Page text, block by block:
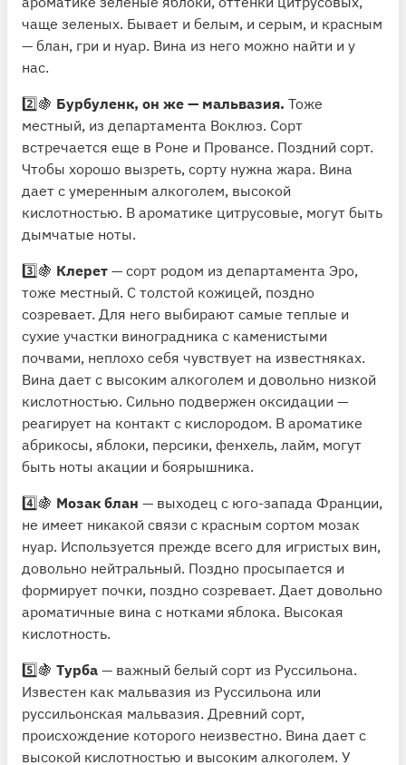
чаще зеленых. Бывает и белым, и серым, и красным
— блан, гри и нуар. Вина из него можно найти и у
нас.
2️⃣🍇 Бурбуленк, он же — мальвазия. Тоже
местный, из департамента Воклюз. Сорт
встречается еще в Роне и Провансе. Поздний сорт.
Чтобы хорошо вызреть, сорту нужна жара. Вина
дает с умеренным алкоголем, высокой
кислотностью. В ароматике цитрусовые, могут быть
дымчатые ноты.
3️⃣🍇 Клерет — сорт родом из департамента Эро,
тоже местный. С толстой кожицей, поздно
созревает. Для него выбирают самые теплые и
сухие участки виноградника с каменистыми
почвами, неплохо себя чувствует на известняках.
Вина дает с высоким алкоголем и довольно низкой
кислотностью. Сильно подвержен оксидации —
реагирует на контакт с кислородом. В ароматике
абрикосы, яблоки, персики, фенхель, лайм, могут
быть ноты акации и боярышника.
4️⃣🍇 Мозак блан — выходец с юго-запада Франции,
не имеет никакой связи с красным сортом мозак
нуар. Используется прежде всего для игристых вин,
довольно нейтральный. Поздно просыпается и
формирует почки, поздно созревает. Дает довольно
ароматичные вина с нотками яблока. Высокая
кислотность.
5️⃣🍇 Турба — важный белый сорт из Руссильона.
Известен как мальвазия из Руссильона или
руссильонская мальвазия. Древний сорт,
происхождение которого неизвестно. Вина дает с
высокой кислотностью и высоким алкоголем. У